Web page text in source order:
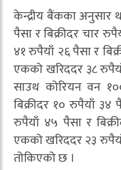
केन्द्रीय बैंकका अनुसार
पैसा र बिक्रीदर चार
४१ रुपैयाँ २६ पैसा र
एकको खरिददर ३८
साउथ कोरियन वन
बिक्रीदर १० रुपैयाँ ३४
रुपैयाँ ४५ पैसा र
एकको खरिददर २३
तोकिएको छ ।